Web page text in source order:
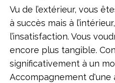
Vu de l’extérieur, vous
à succès mais à
l’insatisfaction. Vous
encore plus tangible.
significativement à un
Accompagnement d'une